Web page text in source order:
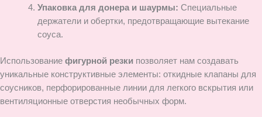
Упаковка для донера и шаурмы: Специальные
держатели и обертки, предотвращающие вытекание
соуса.
Использование фигурной резки позволяет нам создавать
уникальные конструктивные элементы: откидные клапаны для
соусников, перфорированные линии для легкого вскрытия или
вентиляционные отверстия необычных форм.